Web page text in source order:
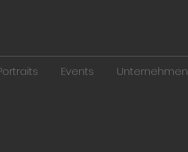
Events Unternehmen